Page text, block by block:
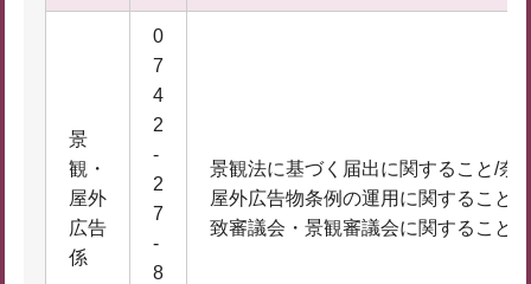
景
観・
屋外
広告
係
0
7
4
2
-
2
7
-
8
景観法に基づく届出に関すること/奈
屋外広告物条例の運用に関すること/
致審議会・景観審議会に関すること/